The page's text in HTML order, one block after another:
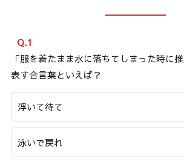
Q.1
「服を着たまま水に落ちてしまった時に
表す合言葉といえば？
浮いて待て
泳いで戻れ